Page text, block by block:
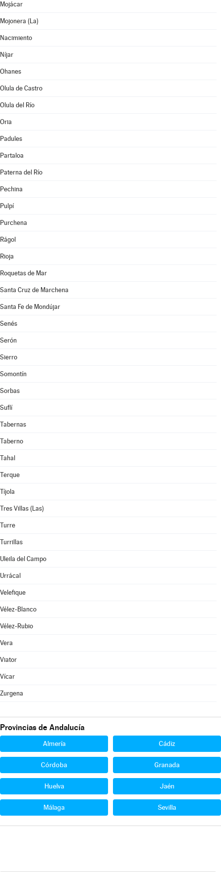
Mojácar
Mojonera (La)
Nacimiento
Níjar
Ohanes
Olula de Castro
Olula del Río
Oria
Padules
Partaloa
Paterna del Río
Pechina
Pulpí
Purchena
Rágol
Rioja
Roquetas de Mar
Santa Cruz de Marchena
Santa Fe de Mondújar
Senés
Serón
Sierro
Somontín
Sorbas
Suflí
Tabernas
Taberno
Tahal
Terque
Tíjola
Tres Villas (Las)
Turre
Turrillas
Uleila del Campo
Urrácal
Velefique
Vélez-Blanco
Vélez-Rubio
Vera
Viator
Vícar
Zurgena
Provincias de Andalucía
Almería Cádiz
Córdoba Granada
Huelva Jaén
Málaga Sevilla